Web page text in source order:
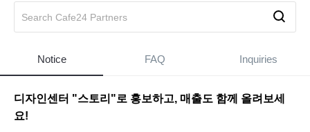
Notice FAQ Inquiries
디자인센터 "스토리"로 홍보하고, 매출도 함께 올려보세
요!